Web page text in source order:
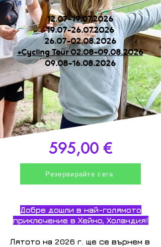
12.07-19.07.2026
19.07-26.07.2026
26.07-02.08.2026
+Cycling Tour 02.08-09.08.2026
09.08-16.08.2026
595,00 €
Резервирайте сега
Добре дошли в най-голямото
приключение в Хейно, Холандия!
Лятото на 2026 г. ще се върнем в